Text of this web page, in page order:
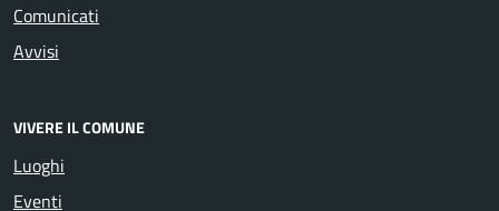
Comunicati
Avvisi
VIVERE IL COMUNE
Luoghi
Eventi